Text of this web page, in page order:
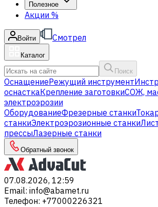
Полезное
Акции %
Войти Смотрел
Каталог
Поиск
ОснащениеРежущий инструмент
оснасткаКрепление заготовкиСОЖ,
электроэрозии
ОборудованиеФрезерные станки
станкиЭлектроэрозионные станки
прессыЛазерные станки
Обратный звонок
07.08.2026, 12:59
Email: info@abamet.ru
Телефон: +77000226321